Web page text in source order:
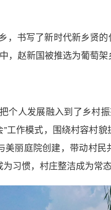
书写了新时代新乡贤的
，赵新国被推选为葡萄架
人发展融入到了乡村振
工作模式，围绕村容村
丽庭院创建，带动村民
习惯，村庄整洁成为常